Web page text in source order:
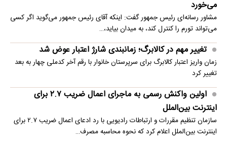
می‌خورد
مشاور رسانه‌ای رئیس جمهور گفت: اینکه آقای رئیس جمهور می‌گوید اگر کسی
می‌تواند تورم را کنترل کند، به میدان بیاید،…
تغییر مهم در کالابرگ؛ زمانبندی‌ شارژ اعتبار عوض شد
زمان واریز اعتبار کالابرگ برای سرپرستان خانوار با رقم آخر کدملی چهار به بعد
تغییر کرد
اولین واکنش رسمی به ماجرای اعمال ضریب ۲.۷ برای
اینترنت بین‌الملل
سازمان تنظیم مقررات و ارتباطات رادیویی با رد ادعای اعمال ضریب ۲.۷ برای
اینترنت بین‌الملل اعلام کرد که نحوه محاسبه مصرف…